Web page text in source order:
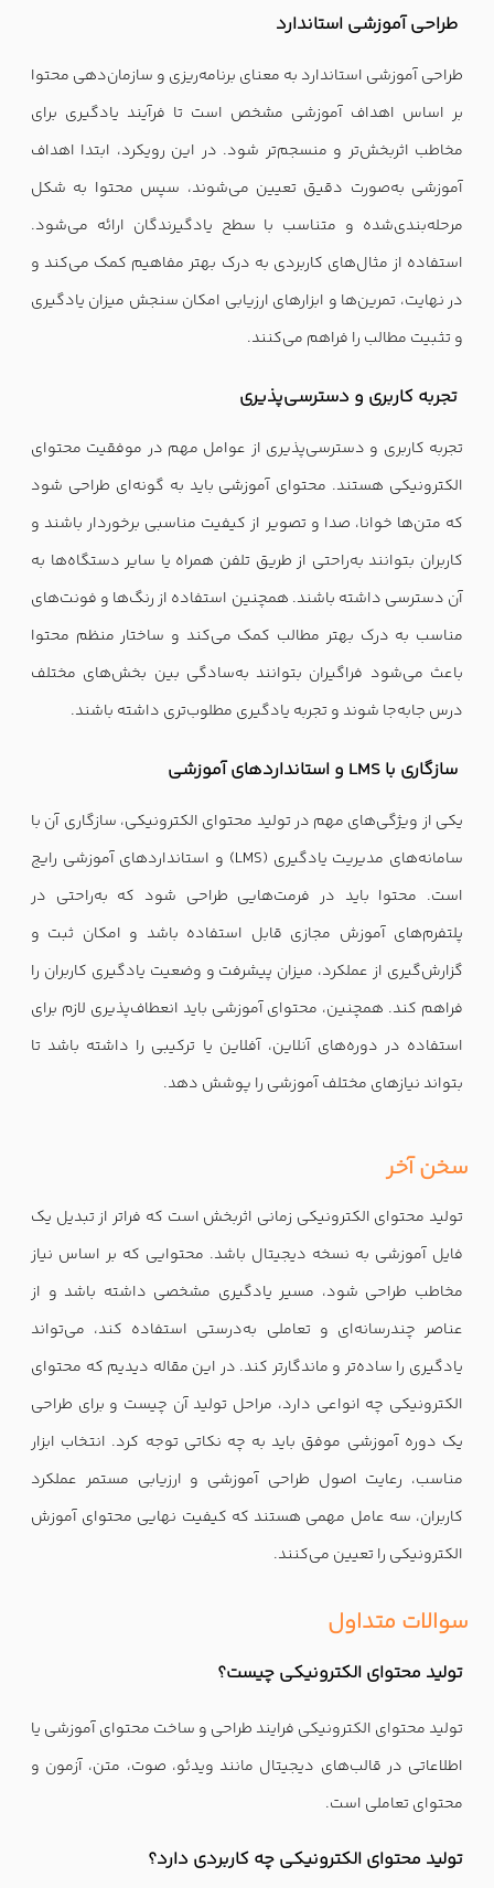
طراحی آموزشی استاندارد
طراحی آموزشی استاندارد به معنای برنامه‌ریزی و سازمان‌دهی محتوا
بر اساس اهداف آموزشی مشخص است تا فرآیند یادگیری برای
مخاطب اثربخش‌تر و منسجم‌تر شود. در این رویکرد، ابتدا اهداف
آموزشی به‌صورت دقیق تعیین می‌شوند، سپس محتوا به شکل
مرحله‌بندی‌شده و متناسب با سطح یادگیرندگان ارائه می‌شود.
استفاده از مثال‌های کاربردی به درک بهتر مفاهیم کمک می‌کند و
در نهایت، تمرین‌ها و ابزارهای ارزیابی امکان سنجش میزان یادگیری
و تثبیت مطالب را فراهم می‌کنند.
تجربه کاربری و دسترسی‌پذیری
تجربه کاربری و دسترسی‌پذیری از عوامل مهم در موفقیت محتوای
الکترونیکی هستند. محتوای آموزشی باید به گونه‌ای طراحی شود
که متن‌ها خوانا، صدا و تصویر از کیفیت مناسبی برخوردار باشند و
کاربران بتوانند به‌راحتی از طریق تلفن همراه یا سایر دستگاه‌ها به
آن دسترسی داشته باشند. همچنین استفاده از رنگ‌ها و فونت‌های
مناسب به درک بهتر مطالب کمک می‌کند و ساختار منظم محتوا
باعث می‌شود فراگیران بتوانند به‌سادگی بین بخش‌های مختلف
درس جابه‌جا شوند و تجربه یادگیری مطلوب‌تری داشته باشند.
سازگاری با LMS و استانداردهای آموزشی
یکی از ویژگی‌های مهم در تولید محتوای الکترونیکی، سازگاری آن با
سامانه‌های مدیریت یادگیری (LMS) و استانداردهای آموزشی رایج
است. محتوا باید در فرمت‌هایی طراحی شود که به‌راحتی در
پلتفرم‌های آموزش مجازی قابل استفاده باشد و امکان ثبت و
گزارش‌گیری از عملکرد، میزان پیشرفت و وضعیت یادگیری کاربران را
فراهم کند. همچنین، محتوای آموزشی باید انعطاف‌پذیری لازم برای
استفاده در دوره‌های آنلاین، آفلاین یا ترکیبی را داشته باشد تا
بتواند نیازهای مختلف آموزشی را پوشش دهد.
سخن آخر
تولید محتوای الکترونیکی زمانی اثربخش است که فراتر از تبدیل یک
فایل آموزشی به نسخه دیجیتال باشد. محتوایی که بر اساس نیاز
مخاطب طراحی شود، مسیر یادگیری مشخصی داشته باشد و از
عناصر چندرسانه‌ای و تعاملی به‌درستی استفاده کند، می‌تواند
یادگیری را ساده‌تر و ماندگارتر کند. در این مقاله دیدیم که محتوای
الکترونیکی چه انواعی دارد، مراحل تولید آن چیست و برای طراحی
یک دوره آموزشی موفق باید به چه نکاتی توجه کرد. انتخاب ابزار
مناسب، رعایت اصول طراحی آموزشی و ارزیابی مستمر عملکرد
کاربران، سه عامل مهمی هستند که کیفیت نهایی محتوای آموزش
الکترونیکی را تعیین می‌کنند.
سوالات متداول
تولید محتوای الکترونیکی چیست؟
تولید محتوای الکترونیکی فرایند طراحی و ساخت محتوای آموزشی یا
اطلاعاتی در قالب‌های دیجیتال مانند ویدئو، صوت، متن، آزمون و
محتوای تعاملی است.
تولید محتوای الکترونیکی چه کاربردی دارد؟